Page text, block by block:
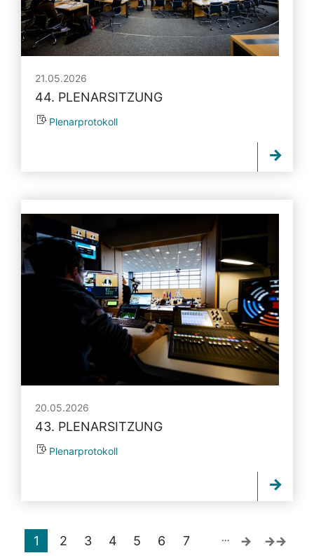
21.05.2026
44. PLENARSITZUNG
Plenarprotokoll
20.05.2026
43. PLENARSITZUNG
Plenarprotokoll
1 2 3 4 5 6 7 …